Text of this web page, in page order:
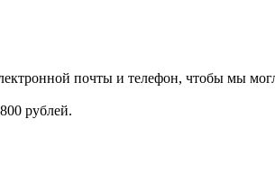
почты и телефон, чтобы мы
рублей.